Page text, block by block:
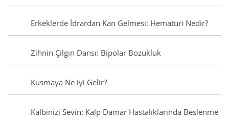
Erkeklerde İdrardan Kan Gelmesi: Hematüri Nedir?
Zihnin Çılgın Dansı: Bipolar Bozukluk
Kusmaya Ne iyi Gelir?
Kalbinizi Sevin: Kalp Damar Hastalıklarında Beslenme